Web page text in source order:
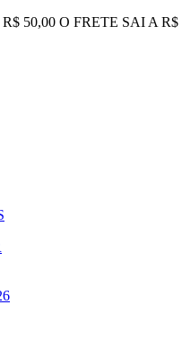
50,00 O FRETE SAI A